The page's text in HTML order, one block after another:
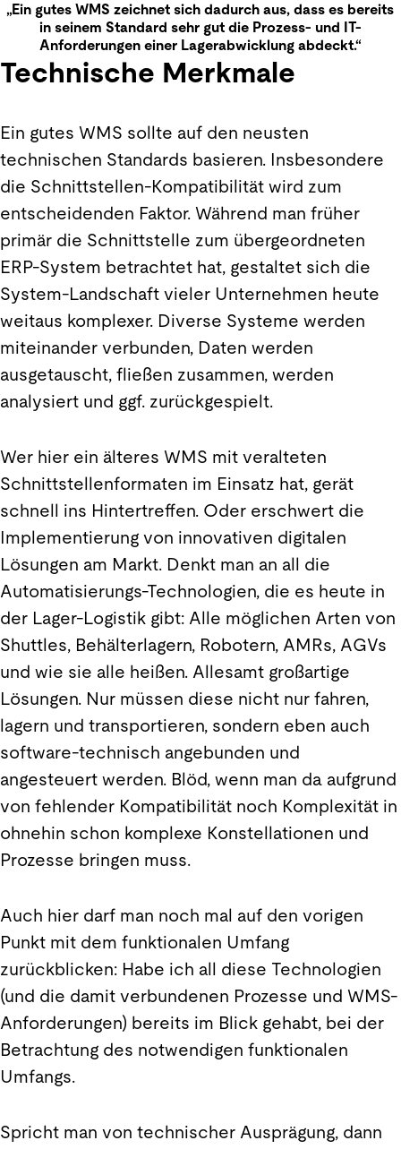
„Ein gutes WMS zeichnet sich dadurch aus, dass es bereits
in seinem Standard sehr gut die Prozess- und IT-
Anforderungen einer Lagerabwicklung abdeckt.“
Technische Merkmale
Ein gutes WMS sollte auf den neusten
technischen Standards basieren. Insbesondere
die Schnittstellen-Kompatibilität wird zum
entscheidenden Faktor. Während man früher
primär die Schnittstelle zum übergeordneten
ERP-System betrachtet hat, gestaltet sich die
System-Landschaft vieler Unternehmen heute
weitaus komplexer. Diverse Systeme werden
miteinander verbunden, Daten werden
ausgetauscht, fließen zusammen, werden
analysiert und ggf. zurückgespielt.
Wer hier ein älteres WMS mit veralteten
Schnittstellenformaten im Einsatz hat, gerät
schnell ins Hintertreffen. Oder erschwert die
Implementierung von innovativen digitalen
Lösungen am Markt. Denkt man an all die
Automatisierungs-Technologien, die es heute in
der Lager-Logistik gibt: Alle möglichen Arten von
Shuttles, Behälterlagern, Robotern, AMRs, AGVs
und wie sie alle heißen. Allesamt großartige
Lösungen. Nur müssen diese nicht nur fahren,
lagern und transportieren, sondern eben auch
software-technisch angebunden und
angesteuert werden. Blöd, wenn man da aufgrund
von fehlender Kompatibilität noch Komplexität in
ohnehin schon komplexe Konstellationen und
Prozesse bringen muss.
Auch hier darf man noch mal auf den vorigen
Punkt mit dem funktionalen Umfang
zurückblicken: Habe ich all diese Technologien
(und die damit verbundenen Prozesse und WMS-
Anforderungen) bereits im Blick gehabt, bei der
Betrachtung des notwendigen funktionalen
Umfangs.
Spricht man von technischer Ausprägung, dann